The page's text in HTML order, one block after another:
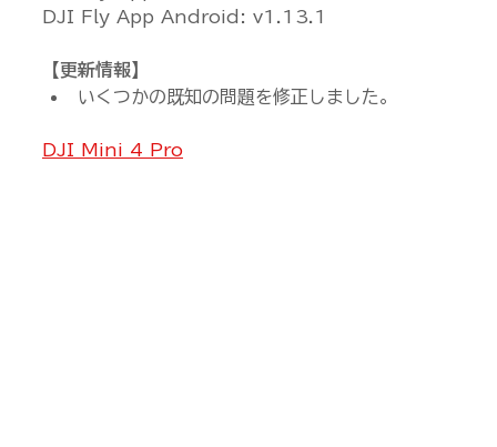
DJI Fly App Android: v1.13.1
【更新情報】
いくつかの既知の問題を修正しました。
DJI Mini 4 Pro